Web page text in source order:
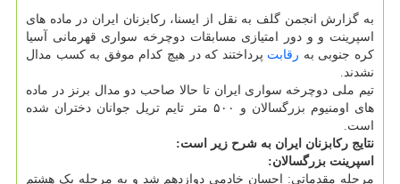
به گزارش انجمن گلف به نقل از ایسنا، رکابزنان ایران در ماده های
اسپرینت و و دور امتیازی مسابقات دوچرخه سواری قهرمانی آسیا
کره جنوبی به رقابت پرداختند که در هیچ کدام موفق به کسب مدال
نشدند.
تیم ملی دوچرخه سواری ایران تا حالا صاحب دو مدال برنز در ماده
های اومنیوم بزرگسالان و ۵۰۰ متر تایم تریل جوانان دختران شده
است.
نتایج رکابزنان ایران به شرح زیر است:
اسپرینت بزرگسالان:
مرحله مقدماتی: احسان خادمی دوازدهم شد و به مرحله یک هشتم